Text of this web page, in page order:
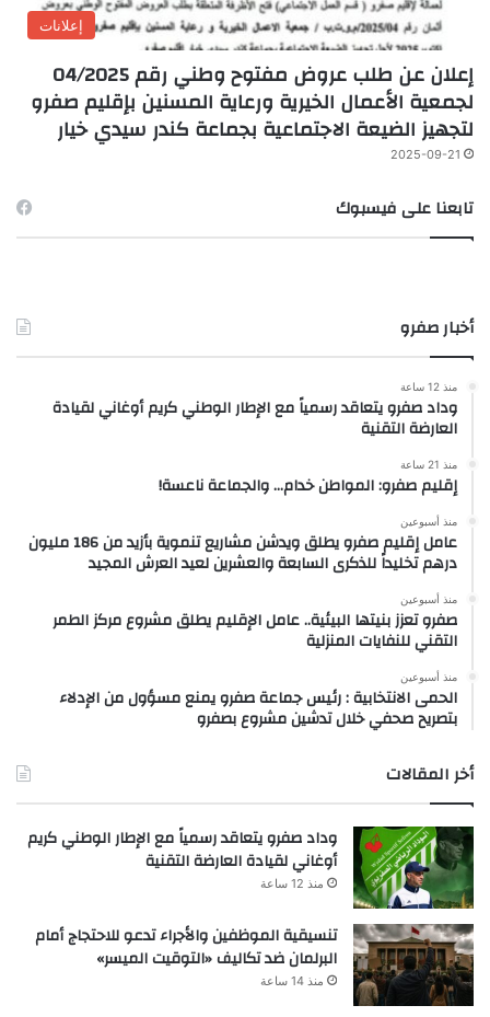
إعلانات
إعلان عن طلب عروض مفتوح وطني رقم 04/2025
لجمعية الأعمال الخيرية ورعاية المسنين بإقليم صفرو
لتجهيز الضيعة الاجتماعية بجماعة كندر سيدي خيار
2025-09-21
تابعنا على فيسبوك
أخبار صفرو
منذ 12 ساعة
وداد صفرو يتعاقد رسمياً مع الإطار الوطني كريم أوغاني لقيادة
العارضة التقنية
منذ 21 ساعة
إقليم صفرو: المواطن خدام… والجماعة ناعسة!
منذ أسبوعين
عامل إقليم صفرو يطلق ويدشن مشاريع تنموية بأزيد من 186 مليون
درهم تخليداً للذكرى السابعة والعشرين لعيد العرش المجيد
منذ أسبوعين
صفرو تعزز بنيتها البيئية.. عامل الإقليم يطلق مشروع مركز الطمر
التقني للنفايات المنزلية
منذ أسبوعين
الحمى الانتخابية : رئيس جماعة صفرو يمنع مسؤول من الإدلاء
بتصريح صحفي خلال تدشين مشروع بصفرو
أخر المقالات
وداد صفرو يتعاقد رسمياً مع الإطار الوطني كريم
أوغاني لقيادة العارضة التقنية
منذ 12 ساعة
تنسيقية الموظفين والأجراء تدعو للاحتجاج أمام
البرلمان ضد تكاليف «التوقيت الميسر»
منذ 14 ساعة